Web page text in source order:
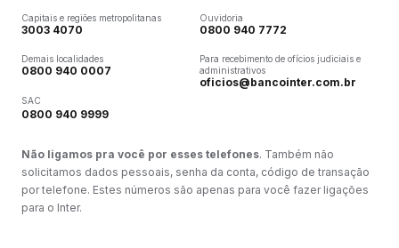
Capitais e regiões metropolitanas
3003 4070
Demais localidades
0800 940 0007
SAC
0800 940 9999
Ouvidoria
0800 940 7772
Para recebimento de ofícios judiciais e
administrativos
oficios@bancointer.com.br
Não ligamos pra você por esses telefones. Também não
solicitamos dados pessoais, senha da conta, código de transação
por telefone. Estes números são apenas para você fazer ligações
para o Inter.